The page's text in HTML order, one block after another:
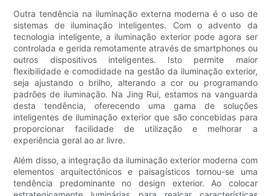
Outra tendência na iluminação externa moderna é o uso de
sistemas de iluminação inteligentes. Com o advento da
tecnologia inteligente, a iluminação exterior pode agora ser
controlada e gerida remotamente através de smartphones ou
outros dispositivos inteligentes. Isto permite maior
flexibilidade e comodidade na gestão da iluminação exterior,
seja ajustando o brilho, alterando a cor ou programando
padrões de iluminação. Na Jing Rui, estamos na vanguarda
desta tendência, oferecendo uma gama de soluções
inteligentes de iluminação exterior que são concebidas para
proporcionar facilidade de utilização e melhorar a
experiência geral ao ar livre.
Além disso, a integração da iluminação exterior moderna com
elementos arquitectónicos e paisagísticos tornou-se uma
tendência predominante no design exterior. Ao colocar